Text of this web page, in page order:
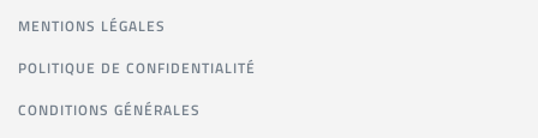
MENTIONS LÉGALES
POLITIQUE DE CONFIDENTIALITÉ
CONDITIONS GÉNÉRALES